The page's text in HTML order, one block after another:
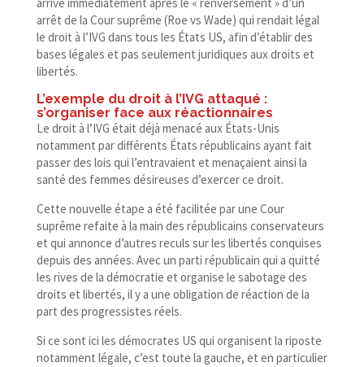
arrêt de la Cour suprême (Roe vs Wade) qui rendait légal
le droit à l’IVG dans tous les États US, afin d’établir des
bases légales et pas seulement juridiques aux droits et
libertés.
L’exemple du droit à l’IVG attaqué :
s’organiser face aux réactionnaires
Le droit à l’IVG était déjà menacé aux États-​Unis
notamment par différents États républicains ayant fait
passer des lois qui l’entravaient et menaçaient ainsi la
santé des femmes désireuses d’exercer ce droit.
Cette nouvelle étape a été facilitée par une Cour
suprême refaite à la main des républicains conservateurs
et qui annonce d’autres reculs sur les libertés conquises
depuis des années. Avec un parti républicain qui a quitté
les rives de la démocratie et organise le sabotage des
droits et libertés, il y a une obligation de réaction de la
part des progressistes réels.
Si ce sont ici les démocrates US qui organisent la riposte
notamment légale, c’est toute la gauche, et en particulier